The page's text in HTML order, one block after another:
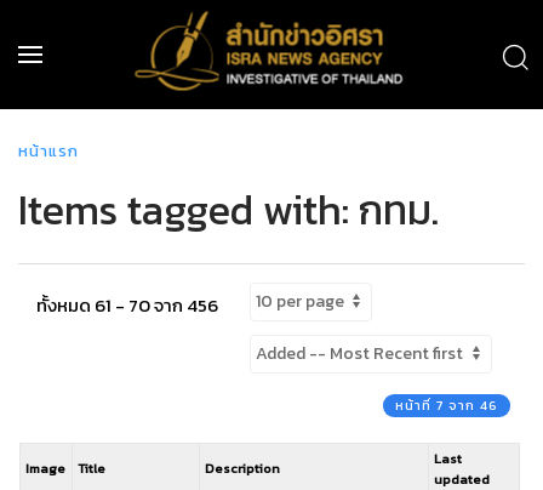
หน้าแรก
Items tagged with: กทม.
ทั้งหมด 61 - 70 จาก 456
หน้าที่ 7 จาก 46
Image Title Description
Last
updated